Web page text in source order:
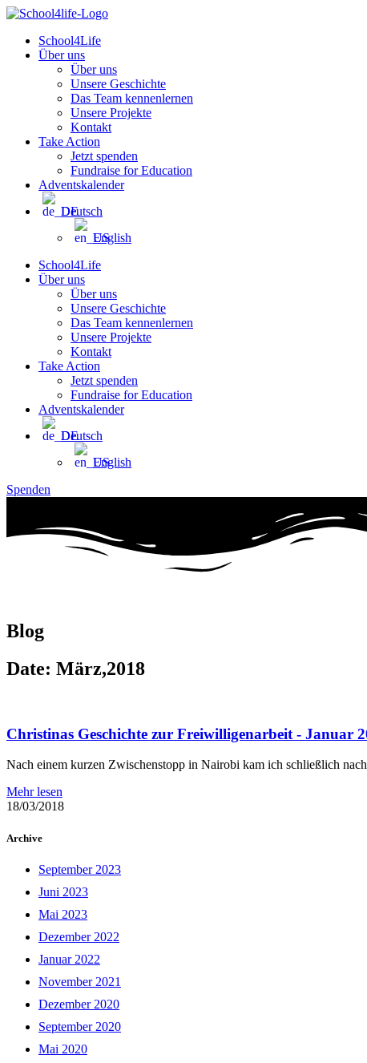
Zum
wechselnSchool4Life
Über uns
Über uns
Unsere Geschichte
Das Team kennenlernen
Unsere Projekte
Kontakt
Take Action
Jetzt spenden
Fundraise for Education
Adventskalender
Deutsch
English
School4Life
Über uns
Über uns
Unsere Geschichte
Das Team kennenlernen
Unsere Projekte
Kontakt
Take Action
Jetzt spenden
Fundraise for Education
Adventskalender
Deutsch
English
Spenden
Blog
Date: März,2018
Christinas Geschichte zur Freiwilligenarbeit - Januar
Nach einem kurzen Zwischenstopp in Nairobi kam ich schließlich
Mehr lesen
18/03/2018
Archive
September 2023
Juni 2023
Mai 2023
Dezember 2022
Januar 2022
November 2021
Dezember 2020
September 2020
Mai 2020